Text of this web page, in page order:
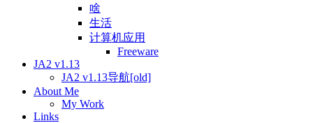
啥
生活
计算机应用
Freeware
JA2 v1.13
JA2 v1.13导航[old]
About Me
My Work
Links